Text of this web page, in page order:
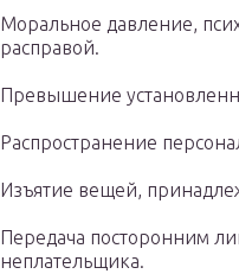
Моральное давление,
расправой.
Превышение
Распространение
Изъятие вещей,
Передача посторонним
неплательщика.